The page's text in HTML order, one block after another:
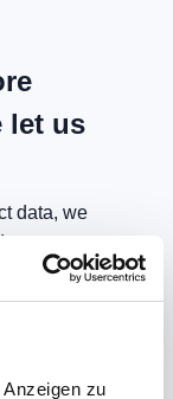
zu
let us
data, we